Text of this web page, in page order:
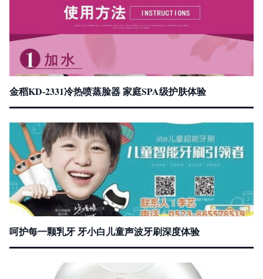
金稻KD-2331冷热喷蒸脸器 家庭SPA级护肤体验
呵护每一颗乳牙 牙小白儿童声波牙刷深度体验